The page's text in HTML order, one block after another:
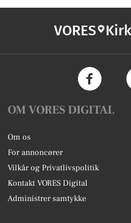
VORES
OM VORES DIGITAL
Om os
For annoncører
Vilkår og Privatlivspolitik
Kontakt VORES Digital
Administrer samtykke